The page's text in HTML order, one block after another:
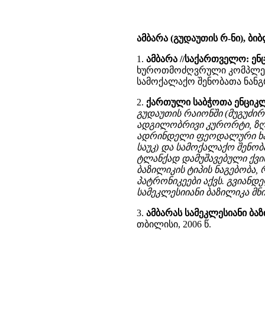
ამბარა (გუდაუთის რ-ნი),
1. ამბარა //საქართველო:
ხუროთმოძღვრული
სამოქალაქო შენობათა
2. ქართული საბჭოთა
გუდაუთის რაიონში
ადგილობრივი კურორტი,
ადრინდელი ფეოდალური
საუკ) და სამოქალაქო
ტლანქად დამუშავებული
ბაზილიკის ტიპის
პატრონიკეები აქვს.
სამეკლესიიანი ბაზილიკა
3. ამბარას სამეკლესიანი
თბილისი, 2006 წ.